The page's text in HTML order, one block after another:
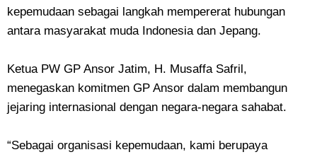
kepemudaan sebagai langkah mempererat hubungan
antara masyarakat muda Indonesia dan Jepang.
Ketua PW GP Ansor Jatim, H. Musaffa Safril,
menegaskan komitmen GP Ansor dalam membangun
jejaring internasional dengan negara-negara sahabat.
“Sebagai organisasi kepemudaan, kami berupaya